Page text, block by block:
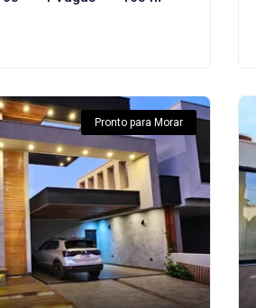
Pronto para Morar